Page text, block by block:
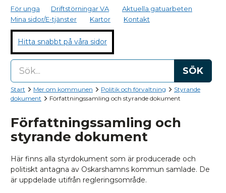
För unga Driftstörningar VA
Aktuella gatuarbeten
Mina sidor/E-tjänster
Kartor Kontakt
Hitta snabbt på våra sidor
SÖK
Start Mer om kommunen Politik och förvaltning
Styrande
dokument
Författningssamling och styrande dokument
Författningssamling och
styrande dokument
Här finns alla styrdokument som är producerade och
politiskt antagna av Oskarshamns kommun samlade. De
är uppdelade utifrån regleringsområde.